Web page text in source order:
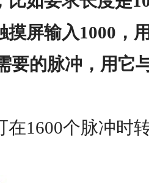
摸屏输入1000，
要的脉冲，用它
在1600个脉冲时